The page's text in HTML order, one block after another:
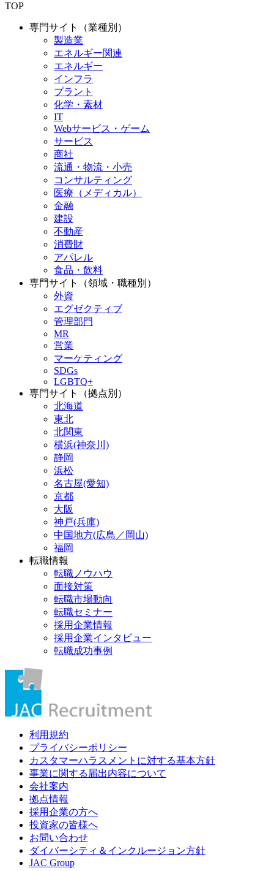
TOP
専門サイト（業種別）
製造業
エネルギー関連
エネルギー
インフラ
プラント
化学・素材
IT
Webサービス・ゲーム
サービス
商社
流通・物流・小売
コンサルティング
医療（メディカル）
金融
建設
不動産
消費財
アパレル
食品・飲料
専門サイト（領域・職種別）
外資
エグゼクティブ
管理部門
MR
営業
マーケティング
SDGs
LGBTQ+
専門サイト（拠点別）
北海道
東北
北関東
横浜(神奈川)
静岡
浜松
名古屋(愛知)
京都
大阪
神戸(兵庫)
中国地方(広島／岡山)
福岡
転職情報
転職ノウハウ
面接対策
転職市場動向
転職セミナー
採用企業情報
採用企業インタビュー
転職成功事例
利用規約
プライバシーポリシー
カスタマーハラスメントに対する基本方針
事業に関する届出内容について
会社案内
拠点情報
採用企業の方へ
投資家の皆様へ
お問い合わせ
ダイバーシティ＆インクルージョン方針
JAC Group